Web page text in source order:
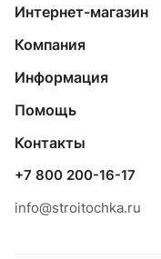
Интернет-магазин
Компания
Информация
Помощь
Контакты
+7 800 200-16-17
info@stroitochka.ru